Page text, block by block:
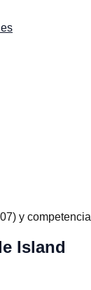
) y
Island